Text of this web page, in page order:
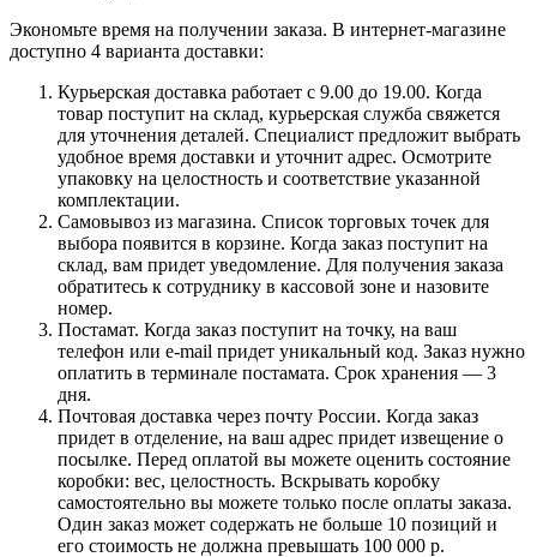
Экономьте время на получении заказа. В интернет-магазине
доступно 4 варианта доставки:
Курьерская доставка работает с 9.00 до 19.00. Когда
товар поступит на склад, курьерская служба свяжется
для уточнения деталей. Специалист предложит выбрать
удобное время доставки и уточнит адрес. Осмотрите
упаковку на целостность и соответствие указанной
комплектации.
Самовывоз из магазина. Список торговых точек для
выбора появится в корзине. Когда заказ поступит на
склад, вам придет уведомление. Для получения заказа
обратитесь к сотруднику в кассовой зоне и назовите
номер.
Постамат. Когда заказ поступит на точку, на ваш
телефон или e-mail придет уникальный код. Заказ нужно
оплатить в терминале постамата. Срок хранения — 3
дня.
Почтовая доставка через почту России. Когда заказ
придет в отделение, на ваш адрес придет извещение о
посылке. Перед оплатой вы можете оценить состояние
коробки: вес, целостность. Вскрывать коробку
самостоятельно вы можете только после оплаты заказа.
Один заказ может содержать не больше 10 позиций и
его стоимость не должна превышать 100 000 р.